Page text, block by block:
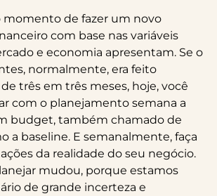
de fazer um novo
com base nas variáveis
e economia apresentam. Se o
normalmente, era feito
três em três meses, hoje, você
com o planejamento semana a
budget, também chamado de
a baseline. E semanalmente, faça
da realidade do seu negócio.
mudou, porque estamos
de grande incerteza e